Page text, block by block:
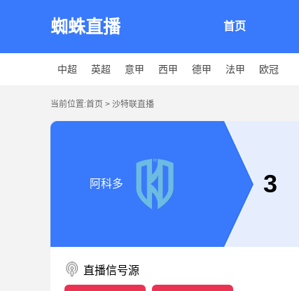
蜘蛛直播 首页
中超 英超 意甲 西甲 德甲 法甲 欧冠
当前位置:首页 > 沙特联直播
阿科多 3
直播信号源